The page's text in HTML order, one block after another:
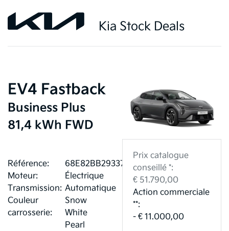
Kia Stock Deals
EV4 Fastback
Business Plus
81,4 kWh FWD
Référence:
68E82BB293373
Moteur:
Électrique
Transmission: Automatique
Couleur
carrosserie:
Snow
White
Pearl
Prix catalogue
conseillé *:
€ 51.790,00
Action commerciale
**:
- € 11.000,00